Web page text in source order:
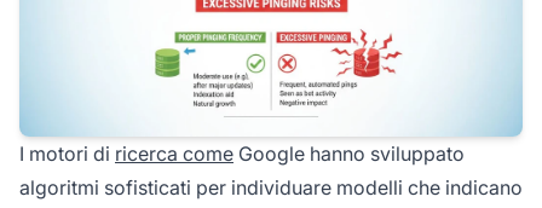
I motori di ricerca come Google hanno sviluppato
algoritmi sofisticati per individuare modelli che indicano